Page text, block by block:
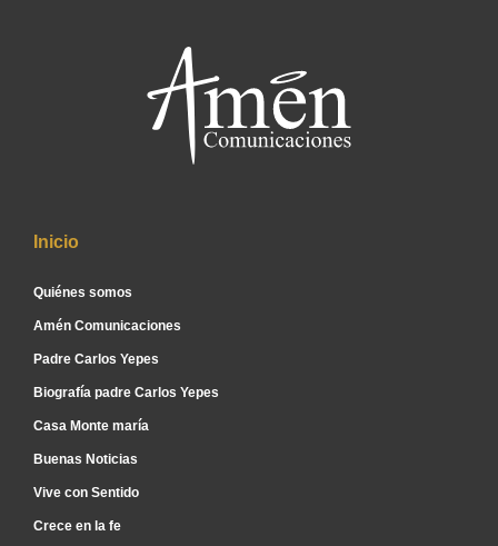
Inicio
Quiénes somos
Amén Comunicaciones
Padre Carlos Yepes
Biografía padre Carlos Yepes
Casa Monte maría
Buenas Noticias
Vive con Sentido
Crece en la fe